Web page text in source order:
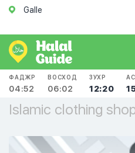
Galle
ФАДЖР
04:52
ВОСХОД
06:02
ЗУХР
12:20
Islamic clothing